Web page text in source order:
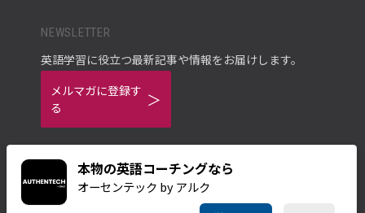
本物の英語コーチングなら
オーセンテック by アルク
NEWSLETTER
英語学習に役立つ最新記事や情報をお届けします。
メルマガに登録す
る
ご利用規約 プライバシーポリシー